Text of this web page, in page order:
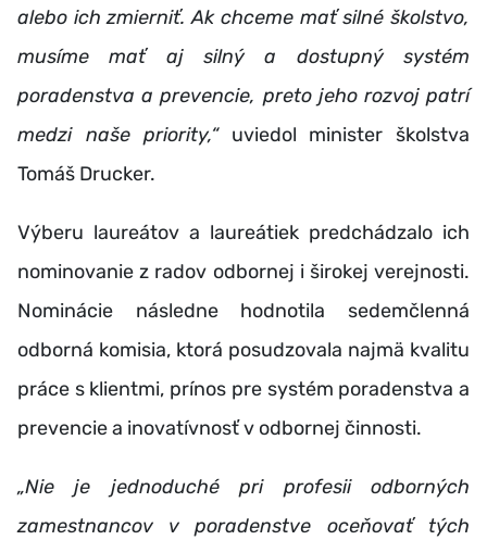
alebo ich zmierniť. Ak chceme mať silné školstvo,
musíme mať aj silný a dostupný systém
poradenstva a prevencie, preto jeho rozvoj patrí
medzi naše priority,“uviedol minister školstva
Tomáš Drucker.
Výberu laureátov a laureátiek predchádzalo ich
nominovanie z radov odbornej i širokej verejnosti.
Nominácie následne hodnotila sedemčlenná
odborná komisia, ktorá posudzovala najmä kvalitu
práce s klientmi, prínos pre systém poradenstva a
prevencie a inovatívnosť v odbornej činnosti.
„Nie je jednoduché pri profesii odborných
zamestnancov v poradenstve oceňovať tých